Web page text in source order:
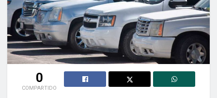
0
COMPARTIDO